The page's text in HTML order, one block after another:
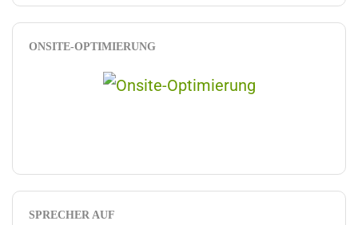
ONSITE-OPTIMIERUNG
SPRECHER AUF